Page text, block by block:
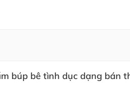
búp bê tình dục dạng bán